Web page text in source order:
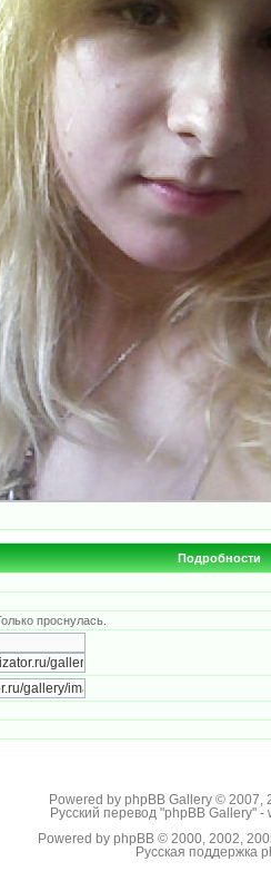
Подробности
проснулась.
Powered by phpBB Gallery © 2007,
Русский перевод "phpBB Gallery" -
Powered by phpBB© 2000, 2002,
Русская поддержка